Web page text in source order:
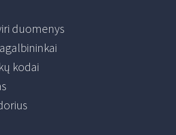
duomenys
kodai